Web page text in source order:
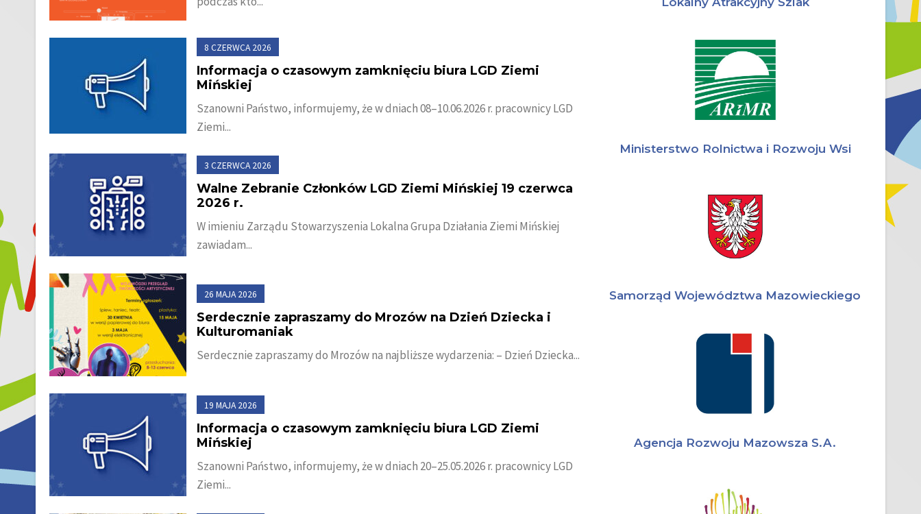
8 CZERWCA 2026
Informacja o czasowym zamknięciu biura LGD Ziemi
Mińskiej
Szanowni Państwo, informujemy, że w dniach 08–10.06.2026 r. pracownicy LGD
Ziemi...
3 CZERWCA 2026
Walne Zebranie Członków LGD Ziemi Mińskiej 19 czerwca
2026 r.
W imieniu Zarządu Stowarzyszenia Lokalna Grupa Działania Ziemi Mińskiej
zawiadam...
26 MAJA 2026
Serdecznie zapraszamy do Mrozów na Dzień Dziecka i
Kulturomaniak
Serdecznie zapraszamy do Mrozów na najbliższe wydarzenia: – Dzień Dziecka...
19 MAJA 2026
Informacja o czasowym zamknięciu biura LGD Ziemi
Mińskiej
Szanowni Państwo, informujemy, że w dniach 20–25.05.2026 r. pracownicy LGD
Ziemi...
Ministerstwo Rolnictwa i Rozwoju Wsi
Samorząd Województwa Mazowieckiego
Agencja Rozwoju Mazowsza S.A.